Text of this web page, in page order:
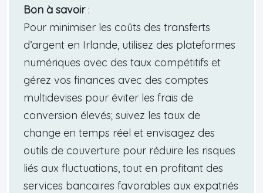
Bon à savoir:
Pour minimiser les coûts des transferts
d’argent en Irlande, utilisez des plateformes
numériques avec des taux compétitifs et
gérez vos finances avec des comptes
multidevises pour éviter les frais de
conversion élevés; suivez les taux de
change en temps réel et envisagez des
outils de couverture pour réduire les risques
liés aux fluctuations, tout en profitant des
services bancaires favorables aux expatriés